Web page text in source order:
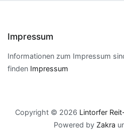
Impressum
Informationen zum Impressum
finden Impressum
Copyright © 2026 Lintorfer
Powered by Zakra